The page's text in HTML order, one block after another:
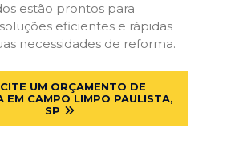
estão prontos para
eficientes e rápidas
necessidades de reforma.
UM ORÇAMENTO DE
EM CAMPO LIMPO PAULISTA,
SP